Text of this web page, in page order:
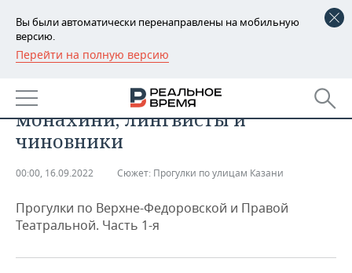
Вы были автоматически перенаправлены на мобильную
версию.
Перейти на полную версию
РЕГИОНЫ
БАШКОРТОСТАН
ТАТАРСТАН
НОВОСТИ
АНАЛИТИКА
ДЕКЛАРАЦИИ О ДОХОДАХ
КОРОЛИ ГОСЗАКАЗА ПФО
НОВОСТИ ЭКОНОМИКИ
ФИНАНСЫ
ПРОМЫШЛЕННОСТЬ
НОВОСТИ
НЕДВИЖИМОСТЬ
Гид по улице Пушкина:
монахини, лингвисты и
чиновники
00:00, 16.09.2022 Сюжет: Прогулки по улицам Казани
Прогулки по Верхне-Федоровской и Правой
Театральной. Часть 1-я